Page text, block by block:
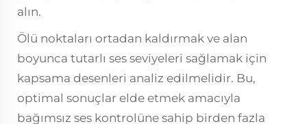
alın.
Ölü noktaları ortadan kaldırmak ve alan
boyunca tutarlı ses seviyeleri sağlamak için
kapsama desenleri analiz edilmelidir. Bu,
optimal sonuçlar elde etmek amacıyla
bağımsız ses kontrolüne sahip birden fazla